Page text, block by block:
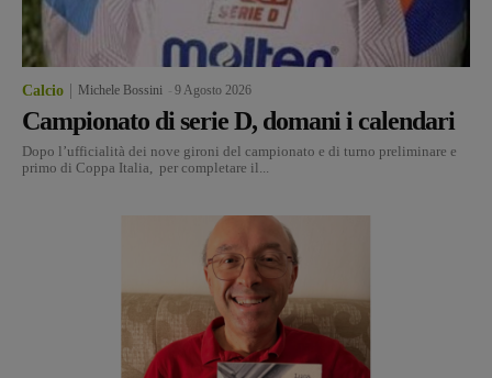
Calcio Michele Bossini 9 Agosto 2026
Campionato di serie D, domani i calendari
Dopo l’ufficialità dei nove gironi del campionato e di turno preliminare e
primo di Coppa Italia, per completare il...